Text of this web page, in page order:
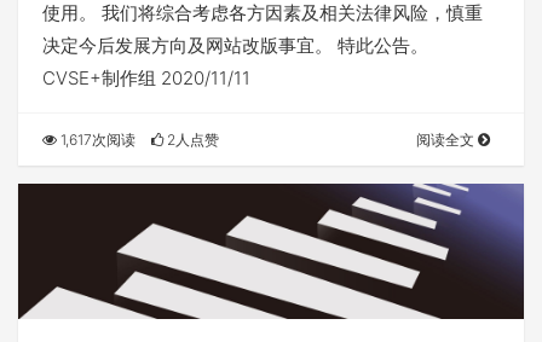
使用。 我们将综合考虑各方因素及相关法律风险，慎重
决定今后发展方向及网站改版事宜。 特此公告。
CVSE+制作组 2020/11/11
1,617次阅读 2人点赞 阅读全文